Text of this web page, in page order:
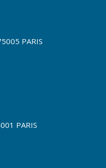
PARIS
PARIS